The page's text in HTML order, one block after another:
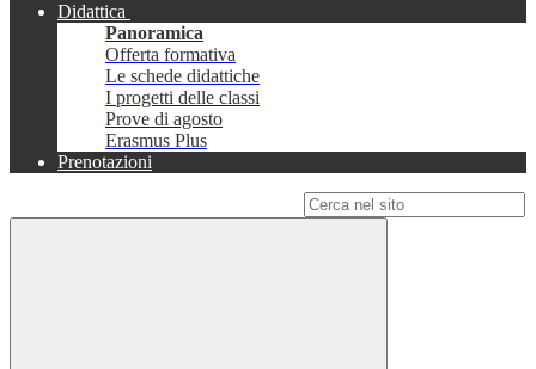
Didattica
Panoramica
Offerta formativa
Le schede didattiche
I progetti delle classi
Prove di agosto
Erasmus Plus
Prenotazioni